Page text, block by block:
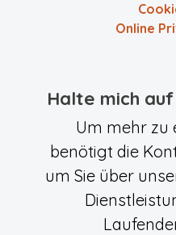
Online
Halte mich
Um mehr zu
benötigt die
um Sie über